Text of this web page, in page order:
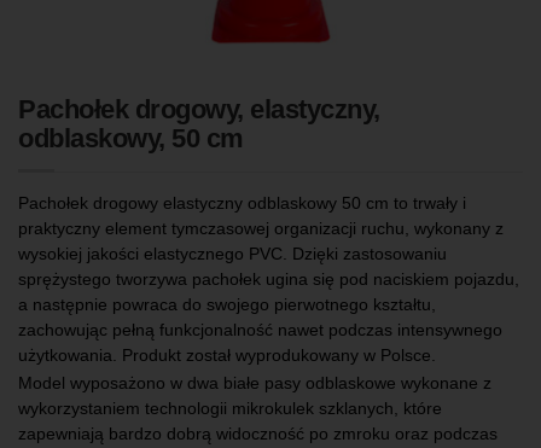
Pachołek drogowy, elastyczny,
odblaskowy, 50 cm
Pachołek drogowy elastyczny odblaskowy 50 cm to trwały i
praktyczny element tymczasowej organizacji ruchu, wykonany z
wysokiej jakości elastycznego PVC. Dzięki zastosowaniu
sprężystego tworzywa pachołek ugina się pod naciskiem pojazdu,
a następnie powraca do swojego pierwotnego kształtu,
zachowując pełną funkcjonalność nawet podczas intensywnego
użytkowania. Produkt został wyprodukowany w Polsce.
Model wyposażono w dwa białe pasy odblaskowe wykonane z
wykorzystaniem technologii mikrokulek szklanych, które
zapewniają bardzo dobrą widoczność po zmroku oraz podczas